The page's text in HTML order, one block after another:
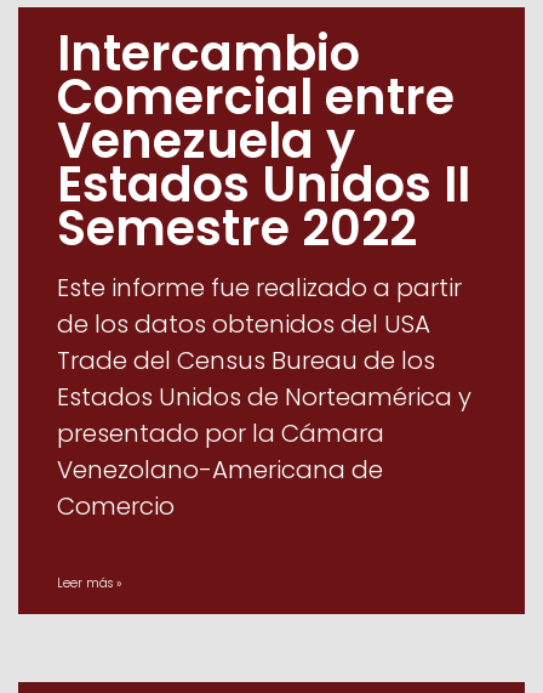
Intercambio
Comercial entre
Venezuela y
Estados Unidos II
Semestre 2022
Este informe fue realizado a partir
de los datos obtenidos del USA
Trade del Census Bureau de los
Estados Unidos de Norteamérica y
presentado por la Cámara
Venezolano-Americana de
Comercio
Leer más »